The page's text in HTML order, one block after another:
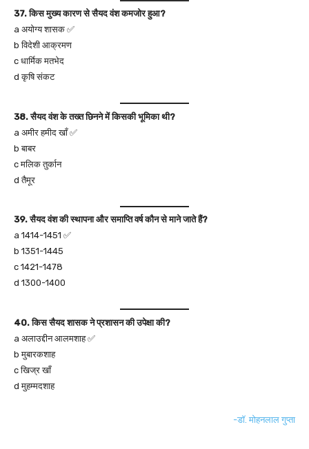
37. किस मुख्य कारण से सैयद वंश कमजोर हुआ?
a अयोग्य शासक ✅
b विदेशी आक्रमण
c धार्मिक मतभेद
d कृषि संकट
38. सैयद वंश के तख्त छिनने में किसकी भूमिका थी?
a अमीर हमीद खाँ ✅
b बाबर
c मलिक तुर्कान
d तैमूर
39. सैयद वंश की स्थापना और समाप्ति वर्ष कौन से माने जाते हैं?
a 1414-1451 ✅
b 1351-1445
c 1421-1478
d 1300-1400
40. किस सैयद शासक ने प्रशासन की उपेक्षा की?
a अलाउद्दीन आलमशाह ✅
b मुबारकशाह
c खिज्र खाँ
d मुहम्मदशाह
-डॉ. मोहनलाल गुप्ता